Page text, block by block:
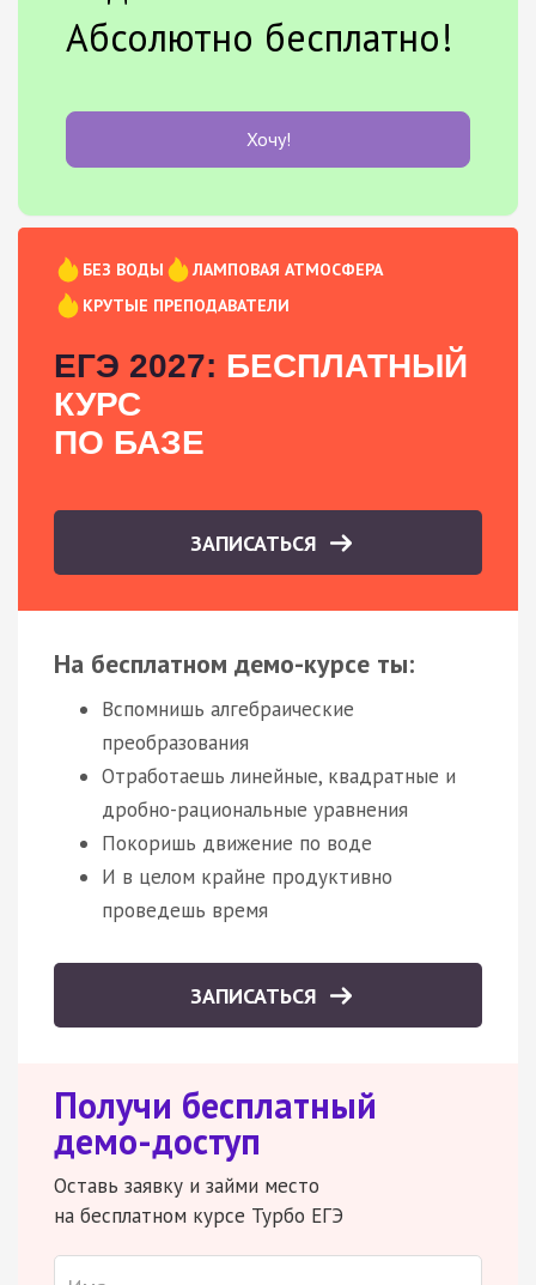
Абсолютно бесплатно!
Хочу!
БЕЗ ВОДЫ
ЛАМПОВАЯ АТМОСФЕРА
КРУТЫЕ ПРЕПОДАВАТЕЛИ
ЕГЭ 2027: БЕСПЛАТНЫЙ
КУРС
ПО БАЗЕ
ЗАПИСАТЬСЯ
На бесплатном демо-курсе ты:
Вспомнишь алгебраические
преобразования
Отработаешь линейные, квадратные и
дробно-рациональные уравнения
Покоришь движение по воде
И в целом крайне продуктивно
проведешь время
ЗАПИСАТЬСЯ
Получи бесплатный
демо-доступ
Оставь заявку и займи место
на бесплатном курсе Турбо ЕГЭ